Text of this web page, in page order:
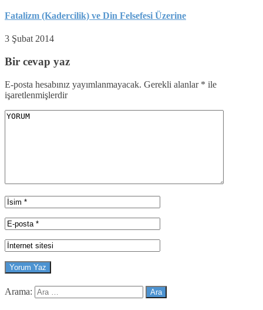
Fatalizm (Kadercilik) ve Din Felsefesi Üzerine
3 Şubat 2014
Bir cevap yaz
E-posta hesabınız yayımlanmayacak. Gerekli alanlar * ile
işaretlenmişlerdir
Arama: